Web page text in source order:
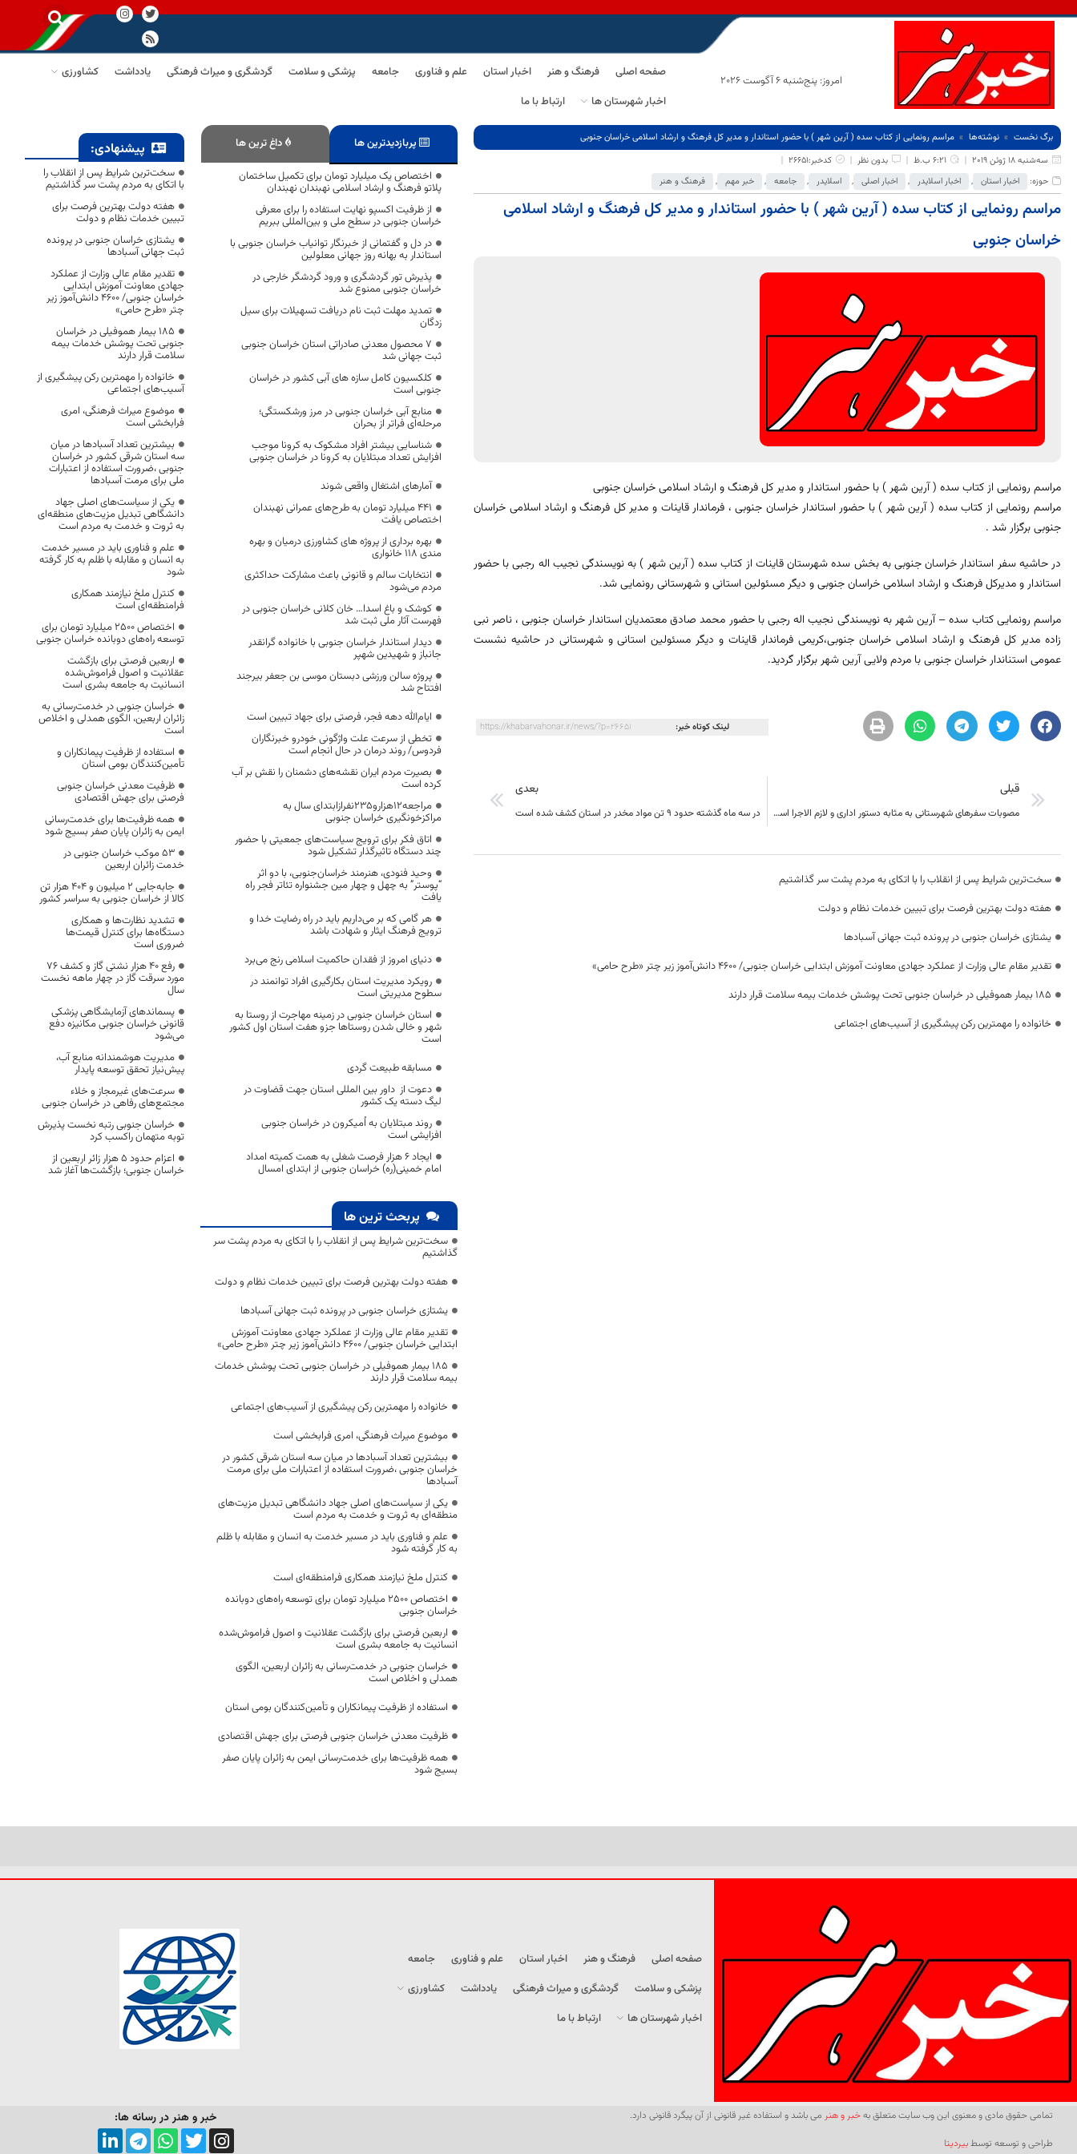
امروز: پنج‌شنبه 6 آگوست 2026
صفحه اصلی فرهنگ و هنر اخبار استان علم و فناوری جامعه پزشکی و سلامت گردشگری و میراث فرهنگی یادداشت
کشاورزی
اخبار شهرستان ها
ارتباط با ما
برگ نخست نوشته‌ها
مراسم رونمایی از کتاب سده ( آرین شهر ) با حضور استاندار و مدیر کل فرهنگ و ارشاد اسلامی خراسان جنوبی
سه‌شنبه 18 ژوئن 2019
6:21 ب.ظ بدون نظر
کدخبر:26651
حوزه:
اخبار استان , اخبار اسلایدر , اخبار اصلی , اسلایدر , جامعه , خبر مهم , فرهنگ و هنر
مراسم رونمایی از کتاب سده ( آرین شهر ) با حضور استاندار و مدیر کل فرهنگ و ارشاد اسلامی
خراسان جنوبی
مراسم رونمایی از کتاب سده ( آرین شهر ) با حضور استاندار و مدیر کل فرهنگ و ارشاد اسلامی خراسان جنوبی
مراسم رونمایی از کتاب سده ( آرین شهر ) با حضور استاندار خراسان جنوبی ، فرماندار قاینات و مدیر کل فرهنگ و ارشاد اسلامی خراسان
جنوبی برگزار شد .
در حاشیه سفر استاندار خراسان جنوبی به بخش سده شهرستان قاینات از کتاب سده ( آرین شهر ) به نویسندگی نجیب اله رجبی با حضور
استاندار و مدیرکل فرهنگ و ارشاد اسلامی خراسان جنوبی و دیگر مسئولین استانی و شهرستانی رونمایی شد.
مراسم رونمایی کتاب سده – آرین شهر به نویسندگی نجیب اله رجبی با حضور محمد صادق معتمدیان استاندار خراسان جنوبی ، ناصر نبی
زاده مدیر کل فرهنگ و ارشاد اسلامی خراسان جنوبی،کریمی فرماندار قاینات و دیگر مسئولین استانی و شهرستانی در حاشیه نشست
عمومی استناندار خراسان جنوبی با مردم ولایی آرین شهر برگزار گردید.
لینک کوتاه خبر: https://khabarvahonar.ir/news/?p=26651
قبلی
مصوبات سفرهای شهرستانی به مثابه دستور اداری و لازم الاجرا است و تا حصول نتیجه باید از سوی مدیران دنبال شود.
بعدی
در سه ماه گذشته حدود ۹ تن مواد مخدر در استان کشف شده است
سخت‌ترین شرایط پس از انقلاب را با اتکای به مردم پشت سر گذاشتیم
هفته دولت بهترین فرصت برای تبیین خدمات نظام و دولت
یشتازی خراسان جنوبی در پرونده ثبت جهانی آسبادها
تقدیر مقام عالی وزارت از عملکرد جهادی معاونت آموزش ابتدایی خراسان جنوبی/ ۴۶۰۰ دانش‌آموز زیر چتر «طرح حامی»
۱۸۵ بیمار هموفیلی در خراسان جنوبی تحت پوشش خدمات بیمه سلامت قرار دارند
خانواده را مهمترین رکن پیشگیری از آسیب‌های اجتماعی
پربازدیدترین ها داغ ترین ها
اختصاص یک میلیارد تومان برای تکمیل ساختمان
پلاتو فرهنگ و ارشاد اسلامی نهبندان نهبندان
از ظرفیت اکسپو نهایت استفاده را برای معرفی
خراسان جنوبی در سطح ملی و بین‌المللی ببریم
در دل و گفتمانی از خبرنگار توانیاب خراسان جنوبی با
استاندار به بهانه روز جهانی معلولین
پذیرش تور گردشگری و ورود گردشگر خارجی در
خراسان جنوبی ممنوع شد
تمدید مهلت ثبت نام دریافت تسهیلات برای سیل
زدگان
۷ محصول معدنی صادراتی استان خراسان جنوبی
ثبت جهانی شد
کلکسیون کامل سازه های آبی کشور در خراسان
جنوبی است
منابع آبی خراسان جنوبی در مرز ورشکستگی؛
مرحله‌ای فراتر از بحران
شناسایی بیشتر افراد مشکوک به کرونا موجب
افزایش تعداد مبتلایان به کرونا در خراسان جنوبی
آمارهای اشتغال واقعی شوند
۴۴۱ میلیارد تومان به طرح‌های عمرانی نهبندان
اختصاص یافت
بهره برداری از پروژه های کشاورزی درمیان و بهره
مندی 118 خانواری
انتخابات سالم و قانونی باعث مشارکت حداکثری
مردم می‌شود
کوشک و باغ اسدا… خان کلانی خراسان جنوبی در
فهرست آثار ملی ثبت شد
دیدار استاندار خراسان جنوبی با خانواده گرانقدر
جانباز و شهیدین شهپر
پروژه سالن ورزشی دبستان موسی بن جعفر بیرجند
افتتاح شد
ایام‌الله دهه فجر، فرصتی برای جهاد تبیین است
تخطی از سرعت علت واژگونی خودرو خبرنگاران
فردوس/ روند درمان در حال انجام است
بصیرت مردم ایران نقشه‌های دشمنان را نقش بر آب
کرده است
مراجعه12هزارو235نفرازابتدای سال به
مراکزخونگیری خراسان جنوبی
اتاق فکر برای ترویج سیاست‌های جمعیتی با حضور
چند دستگاه تاثیرگذار تشکیل شود
وحید فنودی، هنرمند خراسان‌جنوبی، با دو اثر
“پوستر” به چهل و چهار مین جشنواره تئاتر فجر راه
یافت
هر گامی که بر می‌داریم باید در راه رضایت خدا و
ترویج فرهنگ ایثار و شهادت باشد
دنیای امروز از فقدان حاکمیت اسلامی رنج می‌برد
رویکرد مدیریت استان بکارگیری افراد توانمند در
سطوح مدیریتی است
استان خراسان جنوبی در زمینه مهاجرت از روستا به
شهر و خالی شدن روستاها جزو هفت استان اول کشور
است
مسابقه طبیعت گردی
دعوت از داور بین المللی استان جهت قضاوت در
لیگ دسته یک کشور
روند مبتلایان به اُمیکرون در خراسان جنوبی
افزایشی است
ایجاد ۶ هزار فرصت شغلی به همت کمیته امداد
امام خمینی(ره) خراسان جنوبی از ابتدای امسال
پربحث ترین ها
سخت‌ترین شرایط پس از انقلاب را با اتکای به مردم پشت سر
گذاشتیم
هفته دولت بهترین فرصت برای تبیین خدمات نظام و دولت
یشتازی خراسان جنوبی در پرونده ثبت جهانی آسبادها
تقدیر مقام عالی وزارت از عملکرد جهادی معاونت آموزش
ابتدایی خراسان جنوبی/ ۴۶۰۰ دانش‌آموز زیر چتر «طرح حامی»
۱۸۵ بیمار هموفیلی در خراسان جنوبی تحت پوشش خدمات
بیمه سلامت قرار دارند
خانواده را مهمترین رکن پیشگیری از آسیب‌های اجتماعی
موضوع میراث فرهنگی، امری فرابخشی است
بیشترین تعداد آسبادها در میان سه استان شرقی کشور در
خراسان جنوبی ،ضرورت استفاده از اعتبارات ملی برای مرمت
آسبادها
یکی از سیاست‌های اصلی جهاد دانشگاهی تبدیل مزیت‌های
منطقه‌ای به ثروت و خدمت به مردم است
علم و فناوری باید در مسیر خدمت به انسان و مقابله با ظلم
به کار گرفته شود
کنترل ملخ نیازمند همکاری فرامنطقه‌ای است
اختصاص 2500 میلیارد تومان برای توسعه راه‌های دوبانده
خراسان جنوبی
اربعین فرصتی برای بازگشت عقلانیت و اصول فراموش‌شده
انسانیت به جامعه بشری است
خراسان جنوبی در خدمت‌رسانی به زائران اربعین، الگوی
همدلی و اخلاص است
استفاده از ظرفیت پیمانکاران و تأمین‌کنندگان بومی استان
ظرفیت معدنی خراسان جنوبی فرصتی برای جهش اقتصادی
همه ظرفیت‌ها برای خدمت‌رسانی ایمن به زائران پایان صفر
بسیج شود
پیشنهادی:
سخت‌ترین شرایط پس از انقلاب را
با اتکای به مردم پشت سر گذاشتیم
هفته دولت بهترین فرصت برای
تبیین خدمات نظام و دولت
یشتازی خراسان جنوبی در پرونده
ثبت جهانی آسبادها
تقدیر مقام عالی وزارت از عملکرد
جهادی معاونت آموزش ابتدایی
خراسان جنوبی/ ۴۶۰۰ دانش‌آموز زیر
چتر «طرح حامی»
۱۸۵ بیمار هموفیلی در خراسان
جنوبی تحت پوشش خدمات بیمه
سلامت قرار دارند
خانواده را مهمترین رکن پیشگیری از
آسیب‌های اجتماعی
موضوع میراث فرهنگی، امری
فرابخشی است
بیشترین تعداد آسبادها در میان
سه استان شرقی کشور در خراسان
جنوبی ،ضرورت استفاده از اعتبارات
ملی برای مرمت آسبادها
یکی از سیاست‌های اصلی جهاد
دانشگاهی تبدیل مزیت‌های منطقه‌ای
به ثروت و خدمت به مردم است
علم و فناوری باید در مسیر خدمت
به انسان و مقابله با ظلم به کار گرفته
شود
کنترل ملخ نیازمند همکاری
فرامنطقه‌ای است
اختصاص 2500 میلیارد تومان برای
توسعه راه‌های دوبانده خراسان جنوبی
اربعین فرصتی برای بازگشت
عقلانیت و اصول فراموش‌شده
انسانیت به جامعه بشری است
خراسان جنوبی در خدمت‌رسانی به
زائران اربعین، الگوی همدلی و اخلاص
است
استفاده از ظرفیت پیمانکاران و
تأمین‌کنندگان بومی استان
ظرفیت معدنی خراسان جنوبی
فرصتی برای جهش اقتصادی
همه ظرفیت‌ها برای خدمت‌رسانی
ایمن به زائران پایان صفر بسیج شود
53 موکب خراسان جنوبی در
خدمت زائران اربعین
جابه‌جایی 2 میلیون و 404 هزار تن
کالا از خراسان جنوبی به سراسر کشور
تشدید نظارت‌ها و همکاری
دستگاه‌ها برای کنترل قیمت‌ها
ضروری است
رفع 40 هزار نشتی گاز و کشف 76
مورد سرقت گاز در چهار ماهه نخست
سال
پسماندهای آزمایشگاهی پزشکی
قانونی خراسان جنوبی مکانیزه دفع
می‌شود
مدیریت هوشمندانه منابع آب،
پیش‌نیاز تحقق توسعه پایدار
سرعت‌های غیرمجاز و خلاء
مجتمع‌های رفاهی در خراسان جنوبی
خراسان جنوبی رتبه نخست پذیرش
توبه متهمان راکسب کرد
اعزام حدود 5 هزار زائر اربعین از
خراسان جنوبی؛ بازگشت‌ها آغاز شد
صفحه اصلی فرهنگ و هنر اخبار استان علم و فناوری
جامعه
پزشکی و سلامت
گردشگری و میراث فرهنگی یادداشت
کشاورزی
اخبار شهرستان ها
ارتباط با ما
تمامی حقوق مادی و معنوی این وب سایت متعلق بهخبر و هنر می باشد و استفاده غیر قانونی از آن پیگرد قانونی دارد.
طراحی و توسعه توسطبیردیتا
خبر و هنر در رسانه ها: